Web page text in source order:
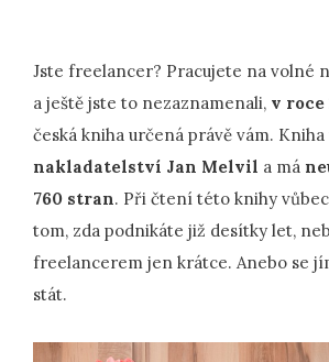
Jste freelancer? Pracujete na volné
a ještě jste to nezaznamenali, v roce
česká kniha určená právě vám. Kniha
nakladatelství Jan Melvil a má
760 stran. Při čtení této knihy
tom, zda podnikáte již desítky let,
freelancerem jen krátce. Anebo se
stát.